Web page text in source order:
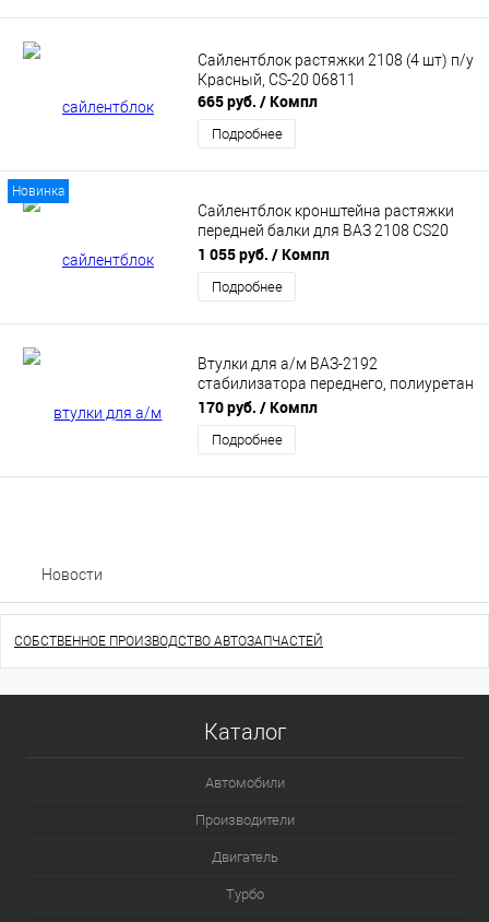
Сайлентблок растяжки 2108 (4 шт) п/у
Красный, CS-20 06811
665 руб. / Компл
Подробнее
Новинка
Сайлентблок кронштейна растяжки
передней балки для ВАЗ 2108 CS20
Drive (06812)
1 055 руб. / Компл
Подробнее
Втулки для а/м ВАЗ-2192
стабилизатора переднего, полиуретан
"DRIVE" CS20 (CS13865)
170 руб. / Компл
Подробнее
Новости
СОБСТВЕННОЕ ПРОИЗВОДСТВО АВТОЗАПЧАСТЕЙ
Каталог
Автомобили
Производители
Двигатель
Турбо